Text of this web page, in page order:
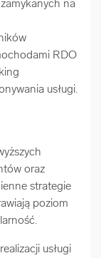
na
RDO
usługi.
oraz
strategie
poziom
usługi